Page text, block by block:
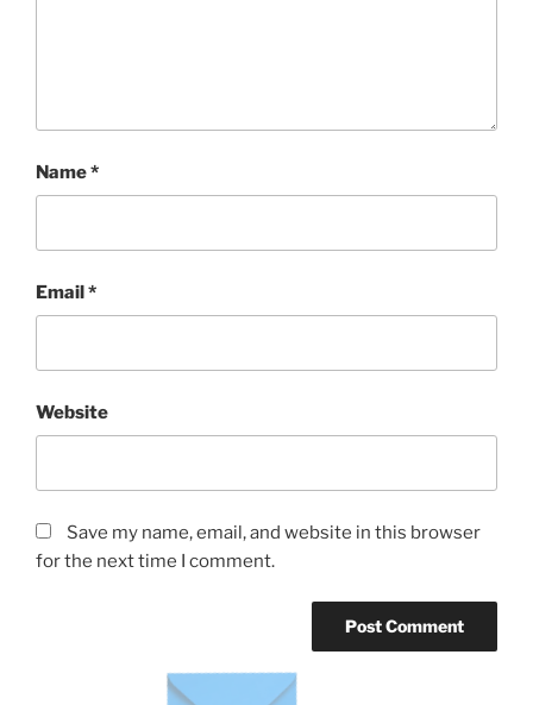
Name*
Email*
Website
Save my name, email, and website in this browser
for the next time I comment.